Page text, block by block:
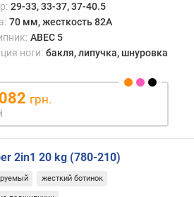
29-33, 33-37, 37-40.5
70 мм, жесткость 82A
ABEC 5
ноги: бакля, липучка, шнуровка
грн.
2in1 20 kg (780-210)
жесткий ботинок